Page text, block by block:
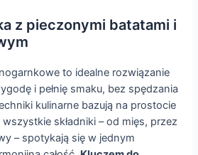
z pieczonymi batatami i
to idealne rozwiązanie
i pełnię smaku, bez spędzania
kulinarne bazują na prostocie
składniki – od mięs, przez
– spotykają się w jednym